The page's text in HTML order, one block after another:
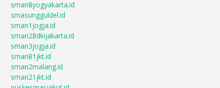
sman8yogyakarta.id
smasungguldel.id
sman1jogja.id
sman28dkijakarta.id
sman3jogja.id
sman81jkt.id
sman2malang.id
sman21jkt.id